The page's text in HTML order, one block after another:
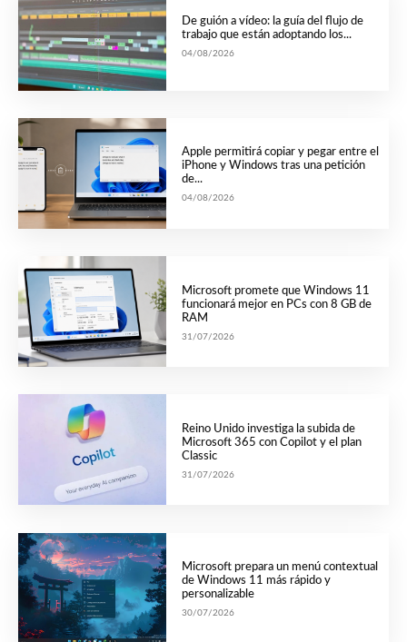
De guión a vídeo: la guía del flujo de
trabajo que están adoptando los...
04/08/2026
Apple permitirá copiar y pegar entre el
iPhone y Windows tras una petición
de...
04/08/2026
Microsoft promete que Windows 11
funcionará mejor en PCs con 8 GB de
RAM
31/07/2026
Reino Unido investiga la subida de
Microsoft 365 con Copilot y el plan
Classic
31/07/2026
Microsoft prepara un menú contextual
de Windows 11 más rápido y
personalizable
30/07/2026